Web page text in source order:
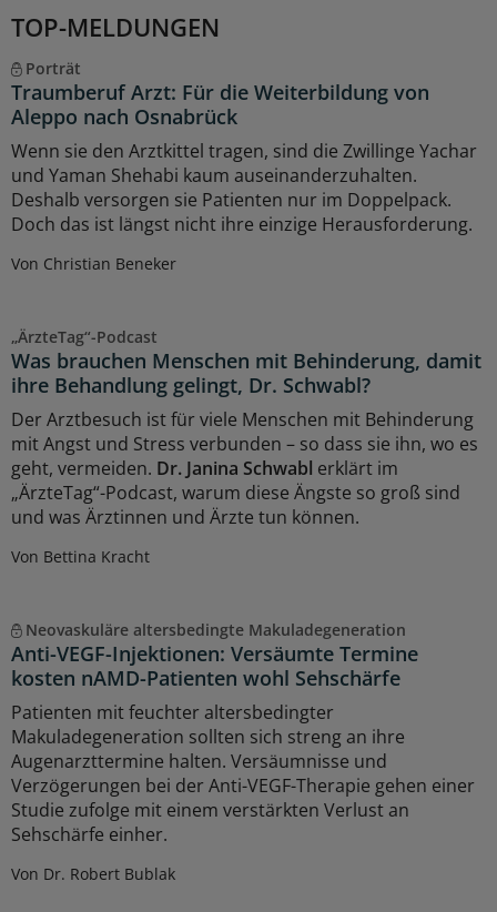
TOP-MELDUNGEN
Porträt
Traumberuf Arzt: Für die Weiterbildung von
Aleppo nach Osnabrück
Wenn sie den Arztkittel tragen, sind die Zwillinge Yachar
und Yaman Shehabi kaum auseinanderzuhalten.
Deshalb versorgen sie Patienten nur im Doppelpack.
Doch das ist längst nicht ihre einzige Herausforderung.
Von Christian Beneker
„ÄrzteTag“-Podcast
Was brauchen Menschen mit Behinderung, damit
ihre Behandlung gelingt, Dr. Schwabl?
Der Arztbesuch ist für viele Menschen mit Behinderung
mit Angst und Stress verbunden – so dass sie ihn, wo es
geht, vermeiden. Dr. Janina Schwabl erklärt im
„ÄrzteTag“-Podcast, warum diese Ängste so groß sind
und was Ärztinnen und Ärzte tun können.
Von Bettina Kracht
Neovaskuläre altersbedingte Makuladegeneration
Anti-VEGF-Injektionen: Versäumte Termine
kosten nAMD-Patienten wohl Sehschärfe
Patienten mit feuchter altersbedingter
Makuladegeneration sollten sich streng an ihre
Augenarzttermine halten. Versäumnisse und
Verzögerungen bei der Anti-VEGF-Therapie gehen einer
Studie zufolge mit einem verstärkten Verlust an
Sehschärfe einher.
Von Dr. Robert Bublak